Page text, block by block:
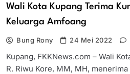
Wali Kota Kupang Terima
Keluarga Amfoang
Bung Rony 24 Mei 2022
Kupang, FKKNews.com – Wali
R. Riwu Kore, MM, MH,